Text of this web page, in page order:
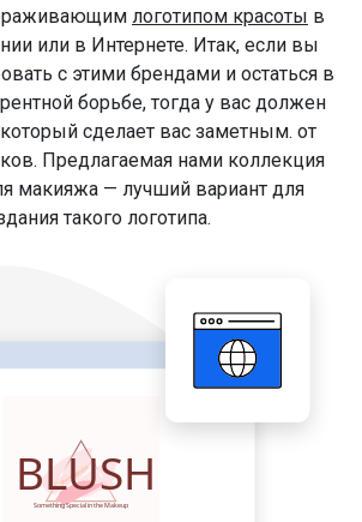
логотипом красоты в
или в Интернете. Итак, если вы
с этими брендами и остаться в
борьбе, тогда у вас должен
сделает вас заметным. от
Предлагаемая нами коллекция
макияжа — лучший вариант для
такого логотипа.